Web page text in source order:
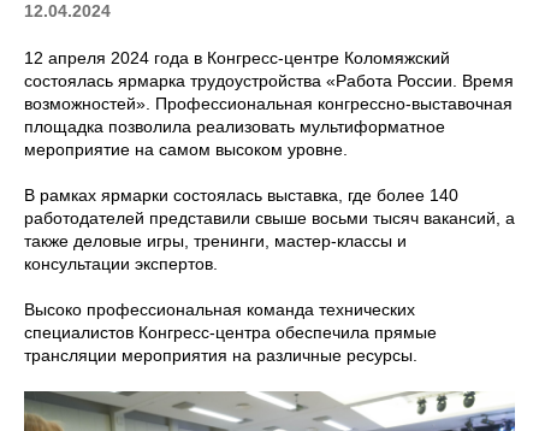
12.04.2024
12 апреля 2024 года в Конгресс-центре Коломяжский
состоялась ярмарка трудоустройства «Работа России. Время
возможностей». Профессиональная конгрессно-выставочная
площадка позволила реализовать мультиформатное
мероприятие на самом высоком уровне.
В рамках ярмарки состоялась выставка, где более 140
работодателей представили свыше восьми тысяч вакансий, а
также деловые игры, тренинги, мастер-классы и
консультации экспертов.
Высоко профессиональная команда технических
специалистов Конгресс-центра обеспечила прямые
трансляции мероприятия на различные ресурсы.